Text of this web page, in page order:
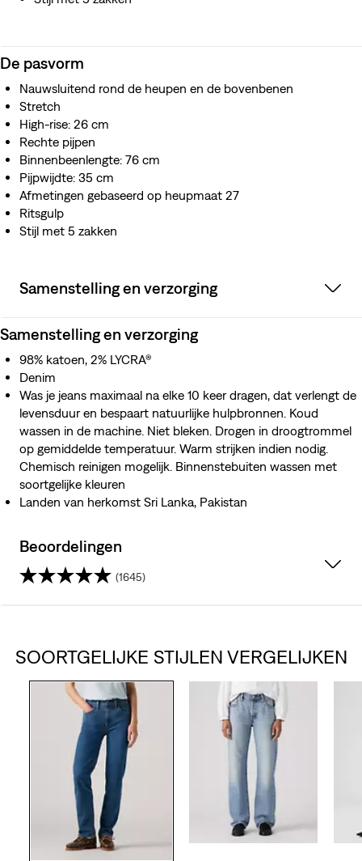
De pasvorm
Nauwsluitend rond de heupen en de bovenbenen
Stretch
High-rise: 26 cm
Rechte pijpen
Binnenbeenlengte: 76 cm
Pijpwijdte: 35 cm
Afmetingen gebaseerd op heupmaat 27
Ritsgulp
Stijl met 5 zakken
Samenstelling en verzorging
Samenstelling en verzorging
98% katoen, 2% LYCRA®
Denim
Was je jeans maximaal na elke 10 keer dragen, dat verlengt de
levensduur en bespaart natuurlijke hulpbronnen. Koud
wassen in de machine. Niet bleken. Drogen in droogtrommel
op gemiddelde temperatuur. Warm strijken indien nodig.
Chemisch reinigen mogelijk. Binnenstebuiten wassen met
soortgelijke kleuren
Landen van herkomst Sri Lanka, Pakistan
Beoordelingen
(1645)
de
beoordelingen
SOORTGELIJKE STIJLEN VERGELIJKEN